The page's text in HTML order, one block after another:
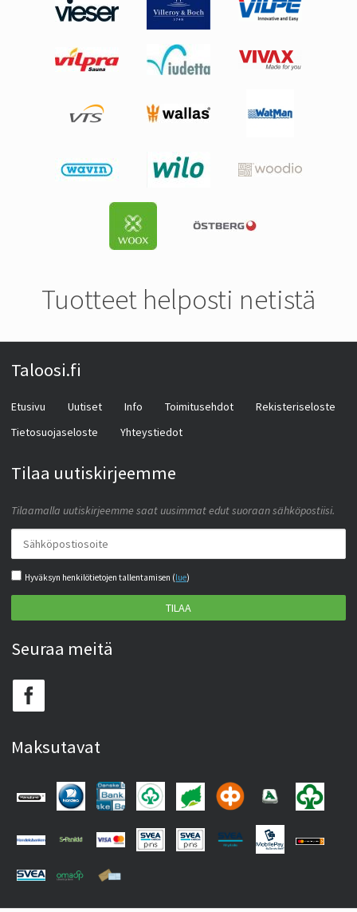
Tuotteet helposti netistä
Taloosi.fi
Etusivu Uutiset Info Toimitusehdot
Rekisteriseloste
Tietosuojaseloste
Yhteystiedot
Tilaa uutiskirjeemme
Tilaamalla uutiskirjeemme saat uusimmat edut suoraan sähköpostiisi.
Hyväksyn henkilötietojen tallentamisen (lue)
TILAA
Seuraa meitä
Maksutavat